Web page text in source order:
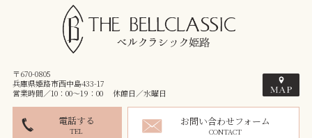
〒670-0805
兵庫県姫路市西中島433-17
営業時間／10：00～19：00 休館日／水曜日
電話する
TEL
お問い合わせフォーム
CONTACT